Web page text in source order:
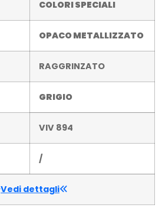
COLORI SPECIALI
OPACO METALLIZZATO
RAGGRINZATO
GRIGIO
VIV 894
/
Vedi dettagli